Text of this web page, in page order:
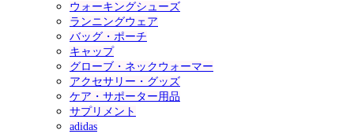
ウォーキングシューズ
ランニングウェア
バッグ・ポーチ
キャップ
グローブ・ネックウォーマー
アクセサリー・グッズ
ケア・サポーター用品
サプリメント
adidas